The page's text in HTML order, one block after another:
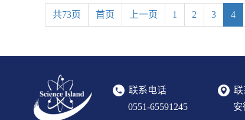
共73页 首页 上一页 1 2 3 4
联系电话
0551-65591245
联
安